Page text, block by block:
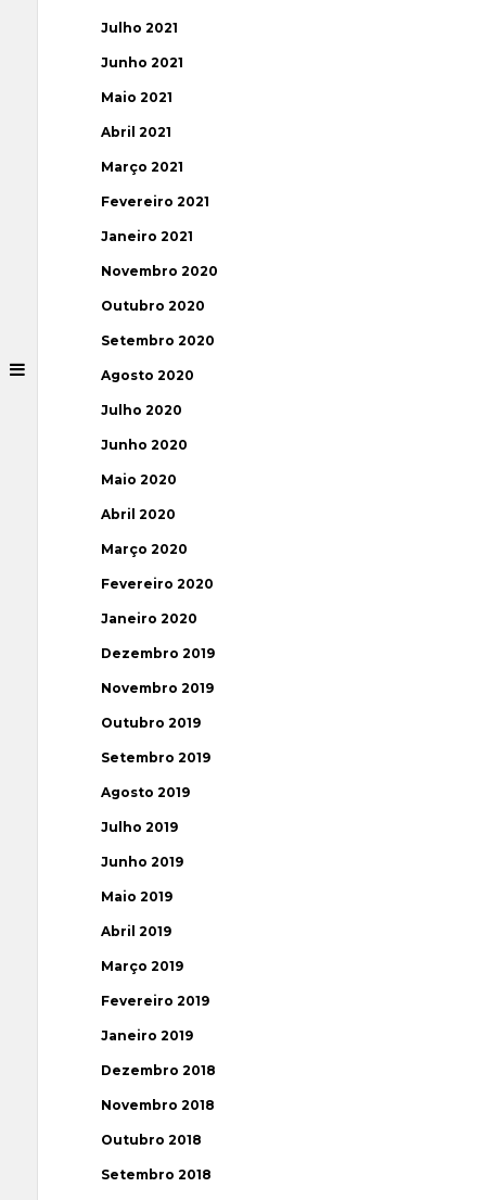
Julho 2021
Junho 2021
Maio 2021
Abril 2021
Março 2021
Fevereiro 2021
Janeiro 2021
Novembro 2020
Outubro 2020
Setembro 2020
Agosto 2020
Julho 2020
Junho 2020
Maio 2020
Abril 2020
Março 2020
Fevereiro 2020
Janeiro 2020
Dezembro 2019
Novembro 2019
Outubro 2019
Setembro 2019
Agosto 2019
Julho 2019
Junho 2019
Maio 2019
Abril 2019
Março 2019
Fevereiro 2019
Janeiro 2019
Dezembro 2018
Novembro 2018
Outubro 2018
Setembro 2018